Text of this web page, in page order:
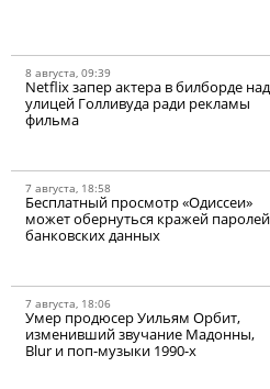
8 августа, 09:39
Netflix запер актера в билборде над
улицей Голливуда ради рекламы
фильма
7 августа, 18:58
Бесплатный просмотр «Одиссеи»
может обернуться кражей
банковских данных
7 августа, 18:06
Умер продюсер Уильям Орбит,
изменивший звучание Мадонны,
Blur и поп-музыки 1990-х